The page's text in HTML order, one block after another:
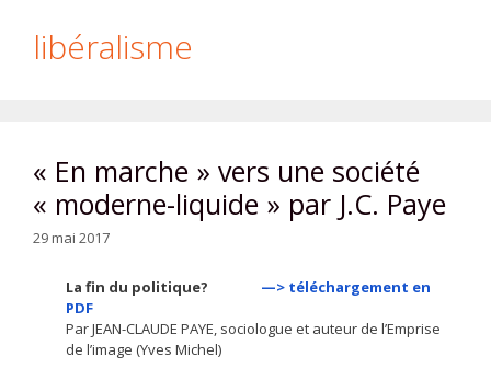
libéralisme
« En marche » vers une société
« moderne-liquide » par J.C. Paye
29 mai 2017
La fin du politique? —> téléchargement en
PDF
Par JEAN-CLAUDE PAYE, sociologue et auteur de l’Emprise
de l’image (Yves Michel)